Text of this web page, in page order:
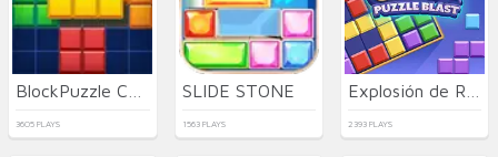
3605 PLAYS
SLIDE STONE
1563 PLAYS 2393 PLAYS